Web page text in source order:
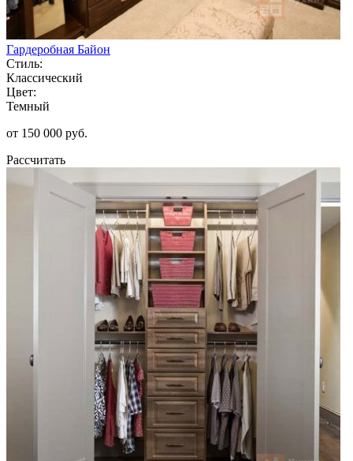
Гардеробная Байон
Стиль:
Классический
Цвет:
Темный
от 150 000 руб.
Рассчитать